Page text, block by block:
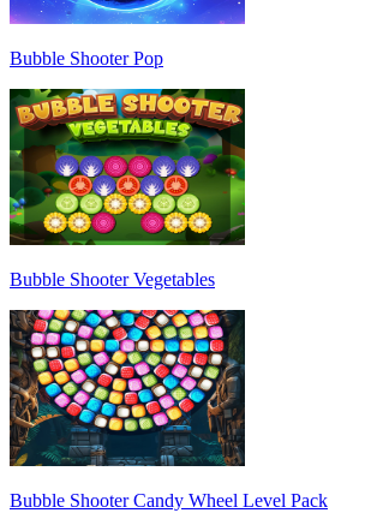
Bubble Shooter Pop
Bubble Shooter Vegetables
Bubble Shooter Candy Wheel Level Pack